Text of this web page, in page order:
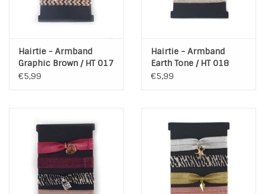
Hairtie - Armband
Graphic Brown / HT 017
€5,99
Hairtie - Armband
Earth Tone / HT 018
€5,99